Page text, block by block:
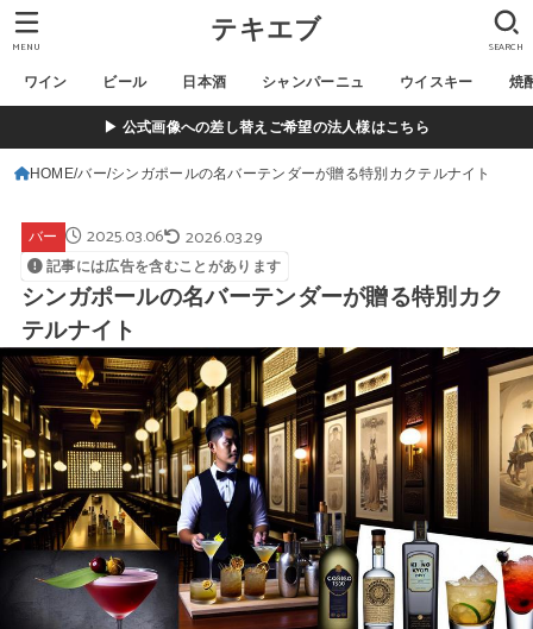
テキエブ
ワイン ビール 日本酒 シャンパーニュ ウイスキー 焼
SEARCH
MENU
▶ 公式画像への差し替えご希望の法人様はこちら
HOME バー シンガポールの名バーテンダーが贈る特別カクテルナイト
バー 2025.03.06 2026.03.29
記事には広告を含むことがあります
シンガポールの名バーテンダーが贈る特別カク
テルナイト